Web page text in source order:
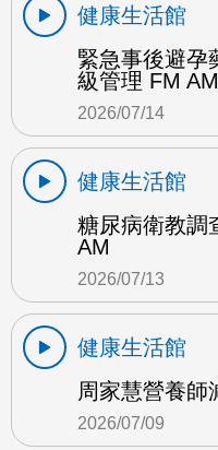
健康生活館
緊急事後避孕
級管理 FM AM
2026/07/14
健康生活館
糖尿病衛教調
AM
2026/07/13
健康生活館
周家慧營養師
2026/07/09